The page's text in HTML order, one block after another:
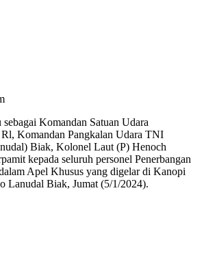
Komandan Satuan Udara
Komandan Pangkalan Udara TNI
Biak, Kolonel Laut (P) Henoch
kepada seluruh personel Penerbangan
Apel Khusus yang digelar di Kanopi
Lanudal Biak, Jumat (5/1/2024).